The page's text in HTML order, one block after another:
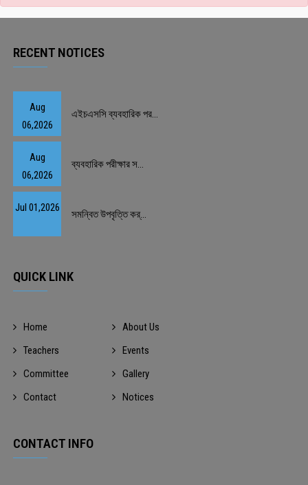
RECENT NOTICES
Aug
06,2026
এইচএসসি ব্যবহারিক পর...
Aug
06,2026
ব্যবহারিক পরীক্ষার স...
Jul 01,2026
সমন্বিত উপবৃত্তি কর্...
QUICK LINK
Home
About Us
Teachers
Events
Committee
Gallery
Contact
Notices
CONTACT INFO